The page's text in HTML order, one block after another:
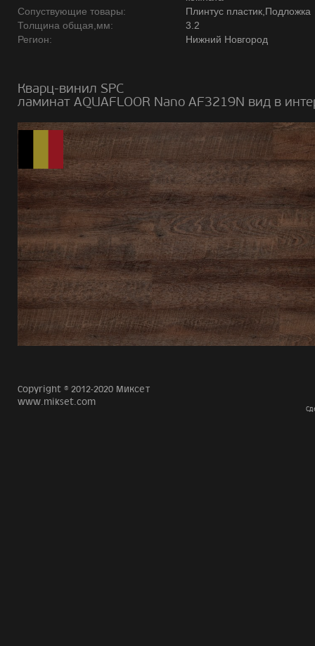
Сопуствующие товары:
Плинтус пластик,Подложка
Толщина общая,мм:
3.2
Регион:
Нижний Новгород
Кварц-винил SPC
ламинат AQUAFLOOR Nano AF3219N вид в
Copyright © 2012-2020 Миксет
www.mikset.com